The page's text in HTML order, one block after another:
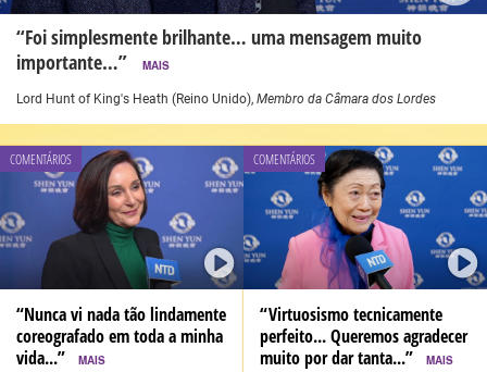
“Foi simplesmente brilhante… uma mensagem muito
importante…”
MAIS
Lord Hunt of King's Heath (Reino Unido),Membro da Câmara dos Lordes
COMENTÁRIOS
“Nunca vi nada tão lindamente
coreografado em toda a minha
vida...”
MAIS
COMENTÁRIOS
“Virtuosismo tecnicamente
perfeito... Queremos agradecer
muito por dar tanta...”MAIS